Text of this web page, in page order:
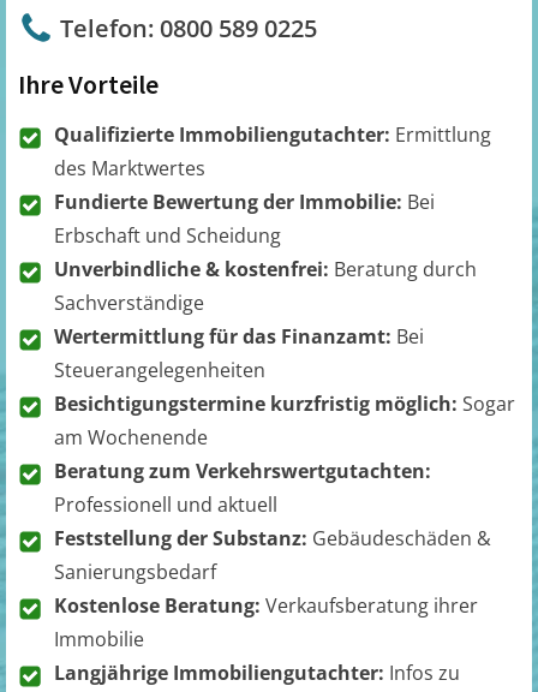
Telefon: 0800 589 0225
Ihre Vorteile
Qualifizierte Immobiliengutachter: Ermittlung
des Marktwertes
Fundierte Bewertung der Immobilie: Bei
Erbschaft und Scheidung
Unverbindliche & kostenfrei: Beratung durch
Sachverständige
Wertermittlung für das Finanzamt: Bei
Steuerangelegenheiten
Besichtigungstermine kurzfristig möglich: Sogar
am Wochenende
Beratung zum Verkehrswertgutachten:
Professionell und aktuell
Feststellung der Substanz: Gebäudeschäden &
Sanierungsbedarf
Kostenlose Beratung: Verkaufsberatung ihrer
Immobilie
Langjährige Immobiliengutachter: Infos zu